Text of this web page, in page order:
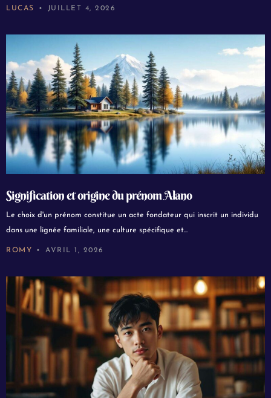
LUCAS JUILLET 4, 2026
Signification et origine du prénom Alano
Le choix d'un prénom constitue un acte fondateur qui inscrit un individu
dans une lignée familiale, une culture spécifique et...
ROMY AVRIL 1, 2026